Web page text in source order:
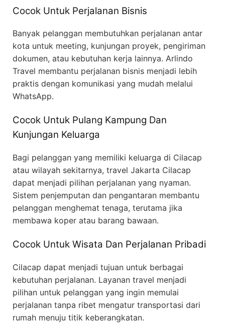
Cocok Untuk Perjalanan Bisnis
Banyak pelanggan membutuhkan perjalanan antar
kota untuk meeting, kunjungan proyek, pengiriman
dokumen, atau kebutuhan kerja lainnya. Arlindo
Travel membantu perjalanan bisnis menjadi lebih
praktis dengan komunikasi yang mudah melalui
WhatsApp.
Cocok Untuk Pulang Kampung Dan
Kunjungan Keluarga
Bagi pelanggan yang memiliki keluarga di Cilacap
atau wilayah sekitarnya, travel Jakarta Cilacap
dapat menjadi pilihan perjalanan yang nyaman.
Sistem penjemputan dan pengantaran membantu
pelanggan menghemat tenaga, terutama jika
membawa koper atau barang bawaan.
Cocok Untuk Wisata Dan Perjalanan Pribadi
Cilacap dapat menjadi tujuan untuk berbagai
kebutuhan perjalanan. Layanan travel menjadi
pilihan untuk pelanggan yang ingin memulai
perjalanan tanpa ribet mengatur transportasi dari
rumah menuju titik keberangkatan.